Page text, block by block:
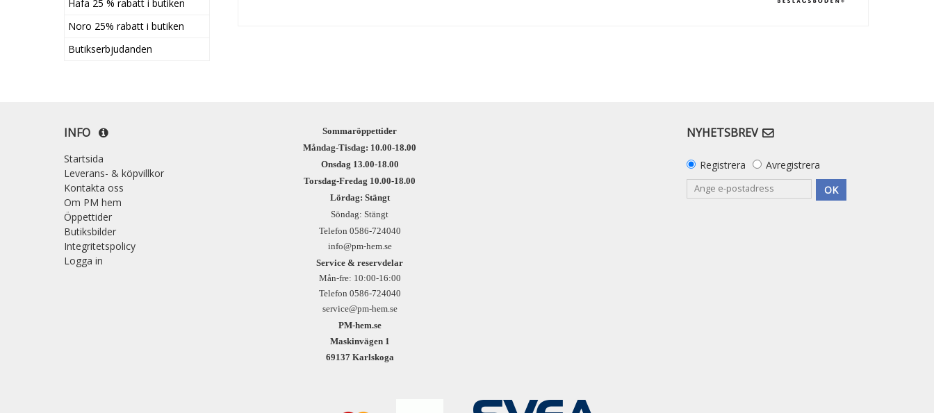
Hafa 25 % rabatt i butiken
Noro 25% rabatt i butiken
Butikserbjudanden
INFO
Startsida
Leverans- & köpvillkor
Kontakta oss
Om PM hem
Öppettider
Butiksbilder
Integritetspolicy
Logga in
Sommaröppettider
Måndag-Tisdag: 10.00-18.00
Onsdag 13.00-18.00
Torsdag-Fredag 10.00-18.00
Lördag: Stängt
Söndag: Stängt
Telefon 0586-724040
info@pm-hem.se
Service & reservdelar
Mån-fre: 10:00-16:00
Telefon 0586-724040
service@pm-hem.se
PM-hem.se
Maskinvägen 1
69137 Karlskoga
NYHETSBREV
Registrera
Avregistrera
OK